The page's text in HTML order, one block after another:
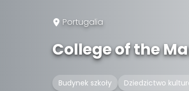
Portugalia
College of the
Budynek szkoły Dziedzictwo